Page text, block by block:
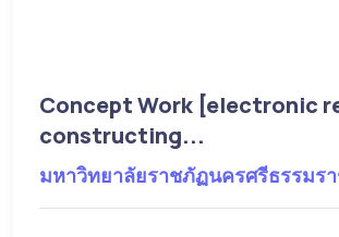
Concept Work [electronic resource] :
constructing...
มหาวิทยาลัยราชภัฏนครศรีธรรมร